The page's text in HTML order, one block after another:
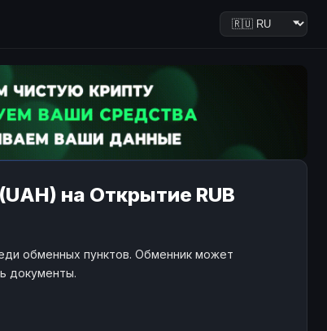
на Открытие RUB
обменных пунктов. Обменник может
документы.